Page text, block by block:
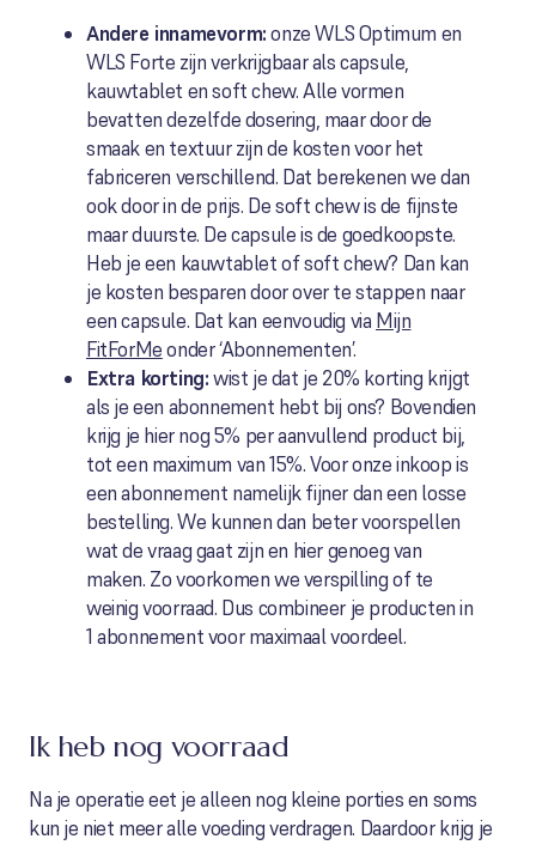
Andere innamevorm:onze WLS Optimum en
WLS Forte zijn verkrijgbaar als capsule,
kauwtablet en soft chew. Alle vormen
bevatten dezelfde dosering, maar door de
smaak en textuur zijn de kosten voor het
fabriceren verschillend. Dat berekenen we dan
ook door in de prijs. De soft chew is de fijnste
maar duurste. De capsule is de goedkoopste.
Heb je een kauwtablet of soft chew? Dan kan
je kosten besparen door over te stappen naar
een capsule. Dat kan eenvoudig via Mijn
FitForMeonder ‘Abonnementen’.
Extra korting:wist je dat je 20% korting krijgt
als je een abonnement hebt bij ons? Bovendien
krijg je hier nog 5% per aanvullend product bij,
tot een maximum van 15%. Voor onze inkoop is
een abonnement namelijk fijner dan een losse
bestelling. We kunnen dan beter voorspellen
wat de vraag gaat zijn en hier genoeg van
maken. Zo voorkomen we verspilling of te
weinig voorraad. Dus combineer je producten in
1 abonnement voor maximaal voordeel.
Ik heb nog voorraad
Na je operatie eet je alleen nog kleine porties en soms
kun je niet meer alle voeding verdragen. Daardoor krijg je